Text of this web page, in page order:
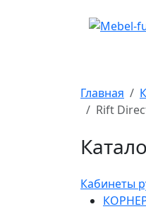
Главная
Rift
Кабинеты